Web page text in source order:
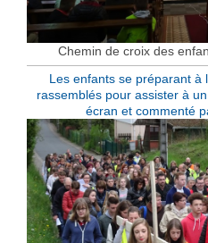
Chemin de croix des
Les enfants se préparant à
rassemblés pour assister à
écran et commenté